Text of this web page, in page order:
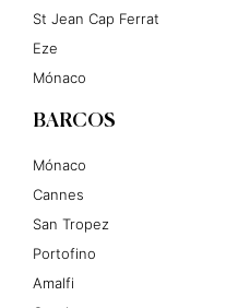
St Jean Cap Ferrat
Eze
Mónaco
BARCOS
Mónaco
Cannes
San Tropez
Portofino
Amalfi